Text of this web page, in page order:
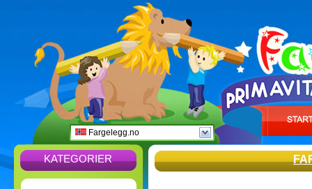
Fargelegg.no
KATEGORIER